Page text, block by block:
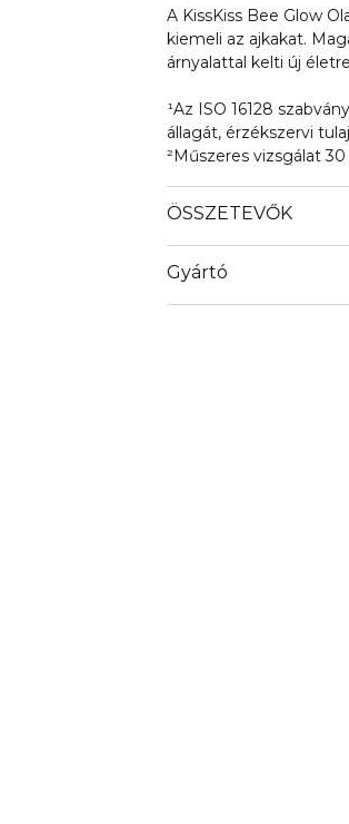
A KissKiss Bee Glow
kiemeli az ajkakat.
árnyalattal kelti új
¹Az ISO 16128
állagát, érzékszervi
²Műszeres vizsgálat
ÖSSZETEVŐK
Gyártó